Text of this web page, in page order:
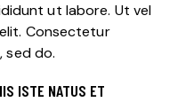
ut labore. Ut vel
Consectetur
sed do.
ISTE NATUS ET